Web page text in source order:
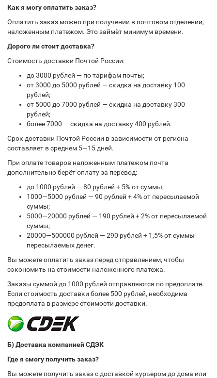
Как я могу оплатить заказ?
Оплатить заказ можно при получении в почтовом отделении,
наложенным платежом. Это займёт минимум времени.
Дорого ли стоит доставка?
Стоимость доставки Почтой России:
до 3000 рублей — по тарифам почты;
от 3000 до 5000 рублей — скидка на доставку 100
рублей;
от 5000 до 7000 рублей — скидка на доставку 300
рублей;
более 7000 — скидка на доставку 400 рублей.
Срок доставки Почтой России в зависимости от региона
составляет в среднем 5—15 дней.
При оплате товаров наложенным платежом почта
дополнительно берёт оплату за перевод:
до 1000 рублей — 80 рублей + 5% от суммы;
1000—5000 рублей — 90 рублей + 4% от пересылаемой
суммы;
5000—20000 рублей — 190 рублей + 2% от пересылаемой
суммы;
20000—500000 рублей — 290 рублей + 1,5% от суммы
пересылаемых денег.
Вы можете оплатить заказ перед отправлением, чтобы
сэкономить на стоимости наложенного платежа.
Заказы суммой до 1000 рублей отправляются по предоплате.
Если стоимость доставки более 500 рублей, необходима
предоплата в размере стоимости доставки.
Б) Доставка компанией СДЭК
Где я смогу получить заказ?
Вы можете получить заказ с доставкой курьером до дома или